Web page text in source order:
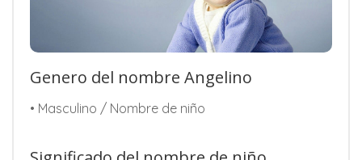
Genero del nombre Angelino
• Masculino / Nombre de niño